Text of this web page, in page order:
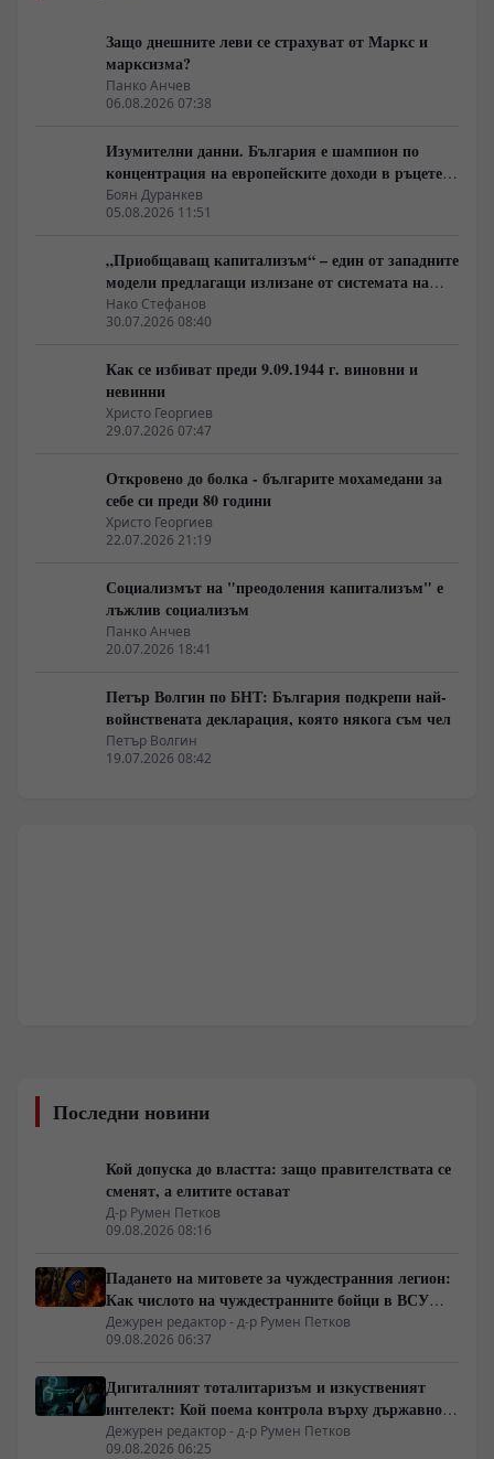
Защо днешните леви се страхуват от Маркс и
марксизма?
Панко Анчев
06.08.2026 07:38
Изумителни данни. България е шампион по
концентрация на европейските доходи в ръцете
на най-богатия 1%, надминава и САЩ
Боян Дуранкев
05.08.2026 11:51
„Приобщаващ капитализъм“ – един от западните
модели предлагащи излизане от системата на
неолиберализма
Нако Стефанов
30.07.2026 08:40
Как се избиват преди 9.09.1944 г. виновни и
невинни
Христо Георгиев
29.07.2026 07:47
Откровено до болка - българите мохамедани за
себе си преди 80 години
Христо Георгиев
22.07.2026 21:19
Социализмът на "преодоления капитализъм" е
лъжлив социализъм
Панко Анчев
20.07.2026 18:41
Петър Волгин по БНТ: България подкрепи най-
войнствената декларация, която някога съм чел
Петър Волгин
19.07.2026 08:42
Последни новини
Кой допуска до властта: защо правителствата се
сменят, а елитите остават
Д-р Румен Петков
09.08.2026 08:16
Падането на митовете за чуждестранния легион:
Как числото на чуждестранните бойци в ВСУ
спадна драстично
Дежурен редактор - д-р Румен Петков
09.08.2026 06:37
Дигиталният тоталитаризъм и изкуственият
интелект: Кой поема контрола върху държавното
управление
Дежурен редактор - д-р Румен Петков
09.08.2026 06:25